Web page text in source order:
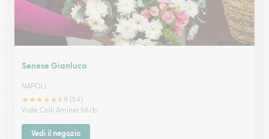
Senese Gianluca
NAPOLI
★★★★★4.9 (54)
Viale Colli Aminei 56/b
Vedi il negozio